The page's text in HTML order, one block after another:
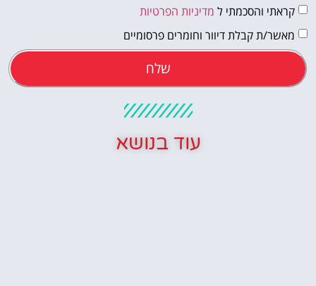
קראתי והסכמתי ל מדיניות הפרטיות
מאשר/ת קבלת דיוור וחומרים פרסומיים
שלח
עוד בנושא